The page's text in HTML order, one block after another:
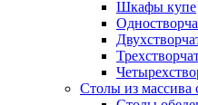
Шкафы купе
Столы из массива